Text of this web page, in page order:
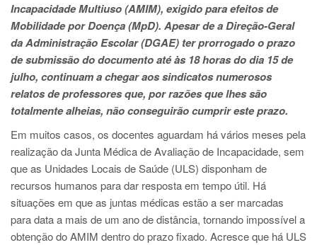
Incapacidade Multiuso (AMIM), exigido para efeitos de
Mobilidade por Doença (MpD). Apesar de a Direção-Geral
da Administração Escolar (DGAE) ter prorrogado o prazo
de submissão do documento até às 18 horas do dia 15 de
julho, continuam a chegar aos sindicatos numerosos
relatos de professores que, por razões que lhes são
totalmente alheias, não conseguirão cumprir este prazo.
Em muitos casos, os docentes aguardam há vários meses pela
realização da Junta Médica de Avaliação de Incapacidade, sem
que as Unidades Locais de Saúde (ULS) disponham de
recursos humanos para dar resposta em tempo útil. Há
situações em que as juntas médicas estão a ser marcadas
para data a mais de um ano de distância, tornando impossível a
obtenção do AMIM dentro do prazo fixado. Acresce que há ULS